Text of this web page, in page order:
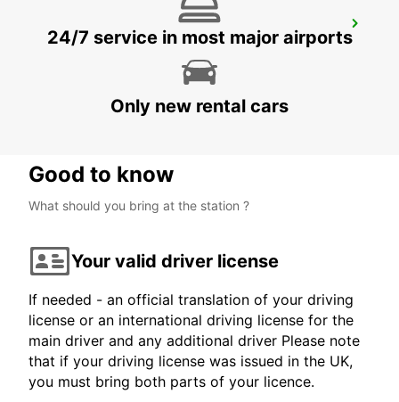
PROTARAS
PROTARAS - CYPRUS
24/7 service in most major airports
Only new rental cars
Good to know
What should you bring at the station ?
Your valid driver license
If needed - an official translation of your driving
license or an international driving license for the
main driver and any additional driver Please note
that if your driving license was issued in the UK,
you must bring both parts of your licence.